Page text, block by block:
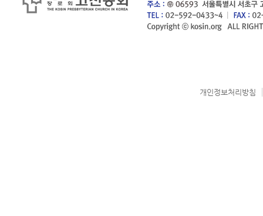
개인정보처리방침